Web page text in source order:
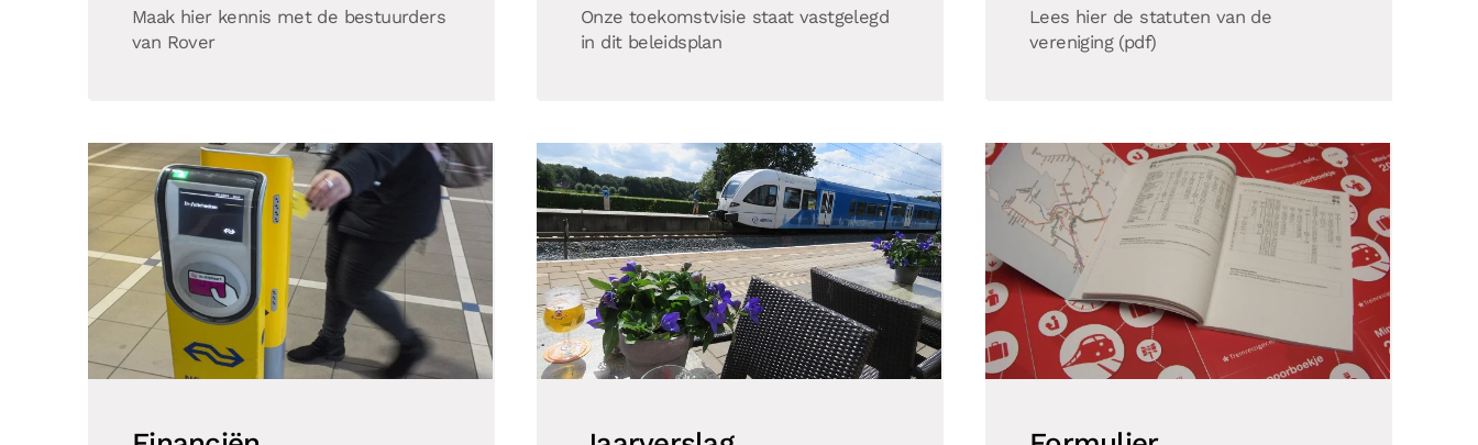
Maak hier kennis met de bestuurders
van Rover
Onze toekomstvisie staat vastgelegd
in dit beleidsplan
Lees hier de statuten van de
vereniging (pdf)